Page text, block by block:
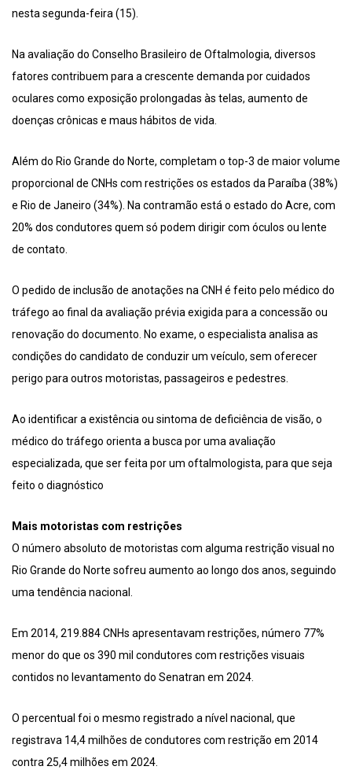
nesta segunda-feira (15).
Na avaliação do Conselho Brasileiro de Oftalmologia, diversos
fatores contribuem para a crescente demanda por cuidados
oculares como exposição prolongadas às telas, aumento de
doenças crônicas e maus hábitos de vida.
Além do Rio Grande do Norte, completam o top-3 de maior volume
proporcional de CNHs com restrições os estados da Paraíba (38%)
e Rio de Janeiro (34%). Na contramão está o estado do Acre, com
20% dos condutores quem só podem dirigir com óculos ou lente
de contato.
O pedido de inclusão de anotações na CNH é feito pelo médico do
tráfego ao final da avaliação prévia exigida para a concessão ou
renovação do documento. No exame, o especialista analisa as
condições do candidato de conduzir um veículo, sem oferecer
perigo para outros motoristas, passageiros e pedestres.
Ao identificar a existência ou sintoma de deficiência de visão, o
médico do tráfego orienta a busca por uma avaliação
especializada, que ser feita por um oftalmologista, para que seja
feito o diagnóstico
Mais motoristas com restrições
O número absoluto de motoristas com alguma restrição visual no
Rio Grande do Norte sofreu aumento ao longo dos anos, seguindo
uma tendência nacional.
Em 2014, 219.884 CNHs apresentavam restrições, número 77%
menor do que os 390 mil condutores com restrições visuais
contidos no levantamento do Senatran em 2024.
O percentual foi o mesmo registrado a nível nacional, que
registrava 14,4 milhões de condutores com restrição em 2014
contra 25,4 milhões em 2024.